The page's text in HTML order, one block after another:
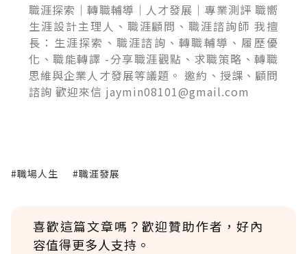
職涯探索｜轉職輔導｜人才發展｜專業測評 職嚮
生涯設計主理人、職涯顧問、職涯諮詢師 我擅
長：生涯探索、職涯諮詢、轉職輔導、履歷優
化、職能轉譯 -分享職涯觀點、求職策略、轉職
思維與企業人才發展等議題。 邀約、授課、顧問
諮詢 歡迎來信 jaymin08101@gmail.com
#職場人生 #職涯發展
喜歡這篇文章嗎？歡迎贊助作者，好內
容值得更多人支持。